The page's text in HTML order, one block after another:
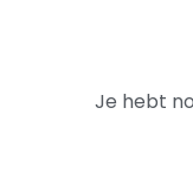
Je hebt